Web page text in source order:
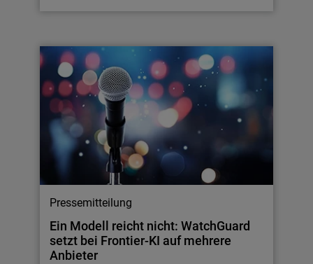
Pressemitteilung
Ein Modell reicht nicht: WatchGuard
setzt bei Frontier-KI auf mehrere
Anbieter